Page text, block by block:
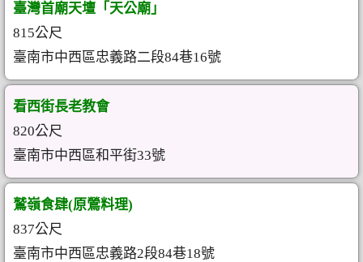
臺灣首廟天壇「天公廟」
815公尺
臺南市中西區忠義路二段84巷16號
看西街長老教會
820公尺
臺南市中西區和平街33號
鷲嶺食肆(原鶯料理)
837公尺
臺南市中西區忠義路2段84巷18號